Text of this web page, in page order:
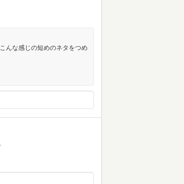
んな感じの短めのネタをつめ